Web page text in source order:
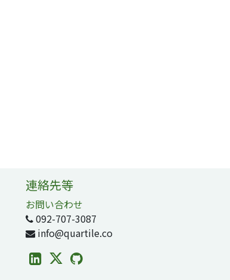
連絡先等
お問い合わせ
092-707-3087
info@quartile.co